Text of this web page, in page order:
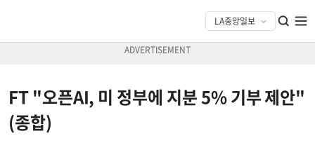
FT "오픈AI, 미 정부에 지분 5% 기부 제안"
(종합)